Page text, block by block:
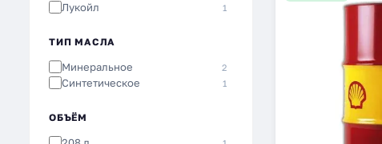
Лукойл 1
ТИП МАСЛА
Минеральное 2
Синтетическое 1
ОБЪЁМ